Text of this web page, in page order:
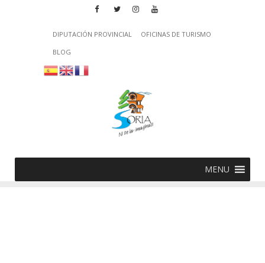
DIPUTACIÓN PROVINCIAL
OFICINAS DE TURISMO
BLOG
MENU